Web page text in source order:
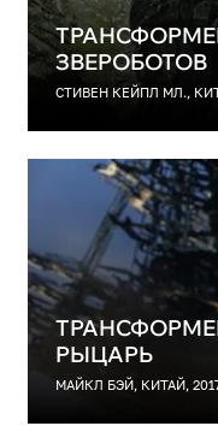
ЗВЕРОБОТОВ
СТИВЕН КЕЙПЛ МЛ.,
РЫЦАРЬ
МАЙКЛ БЭЙ, КИТАЙ,